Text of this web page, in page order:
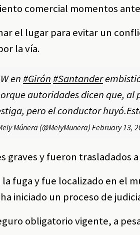
comercial momentos
el lugar para evitar un
la vía.
en#Girón#Santander
autoridades dicen que, al
pero el conductor
Múnera (@MelyMunera)February 13,
graves y fueron trasladados
fuga y fue localizado en el
iniciado un proceso de
obligatorio vigente, a